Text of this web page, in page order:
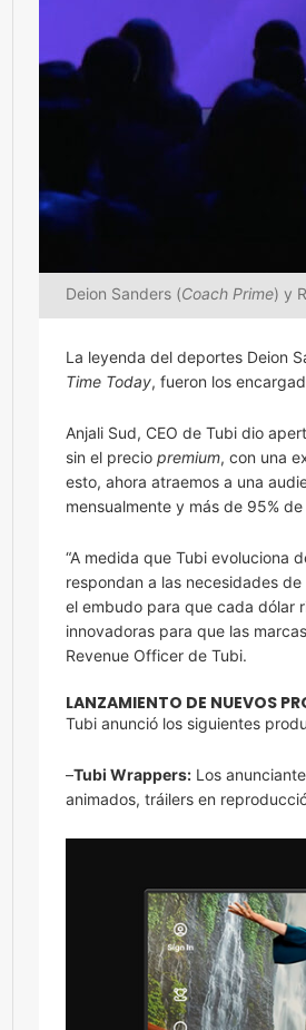
Deion Sanders (Coach Prime) y
La leyenda del deportes Deion
Time Today, fueron los
Anjali Sud, CEO de Tubi dio
sin el precio premium, con una
esto, ahora atraemos a una
mensualmente y más de 95%
“A medida que Tubi evoluciona
respondan a las necesidades
el embudo para que cada dólar
innovadoras para que las
Revenue Officer de Tubi.
LANZAMIENTO DE NUEVOS
Tubi anunció los siguientes
–Tubi Wrappers: Los
animados, tráilers en